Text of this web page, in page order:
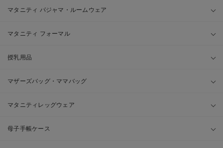
マタニティ パジャマ・ルームウェア
マタニティ フォーマル
授乳用品
マザーズバッグ・ママバッグ
マタニティレッグウェア
母子手帳ケース